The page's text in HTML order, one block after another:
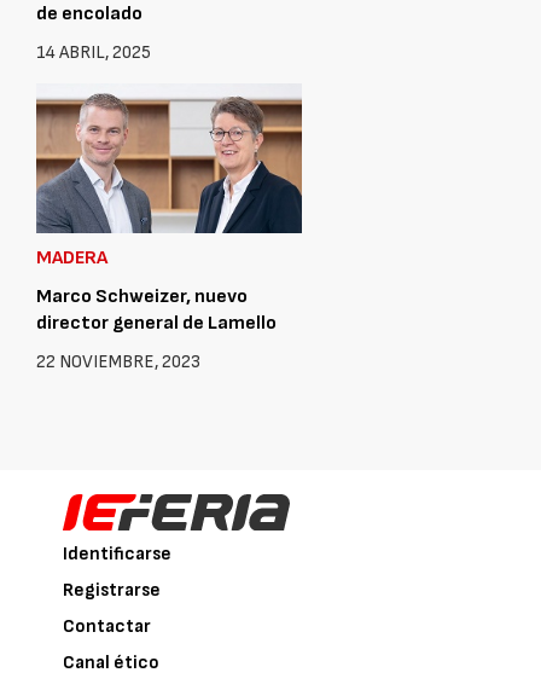
de encolado
14 ABRIL, 2025
MADERA
Marco Schweizer, nuevo
director general de Lamello
22 NOVIEMBRE, 2023
Identificarse
Registrarse
Contactar
Canal ético